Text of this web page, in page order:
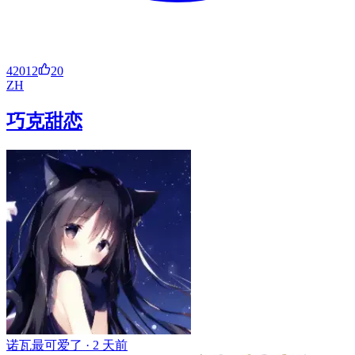
42012
20
ZH
巧克甜恋
诺瓦最可爱了 · 2 天前